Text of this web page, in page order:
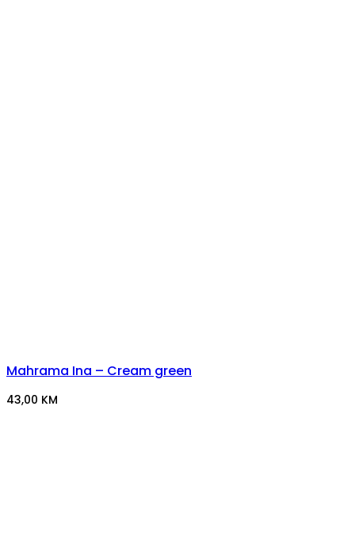
Mahrama Ina – Cream green
43,00 KM